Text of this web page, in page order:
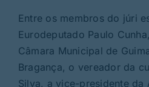
Entre os membros do júri
Eurodeputado Paulo
Câmara Municipal de
Bragança, o vereador da
Silva, a vice-presidente da